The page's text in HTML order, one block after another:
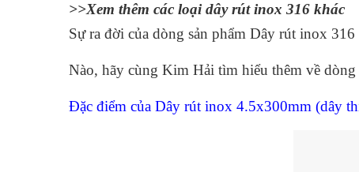
>>Xem thêm các loại dây rút inox 316 khác
Sự ra đời của dòng sản phẩm Dây rút inox
Nào, hãy cùng Kim Hải tìm hiểu thêm về
Đặc điểm của Dây rút inox 4.5x300mm (dây